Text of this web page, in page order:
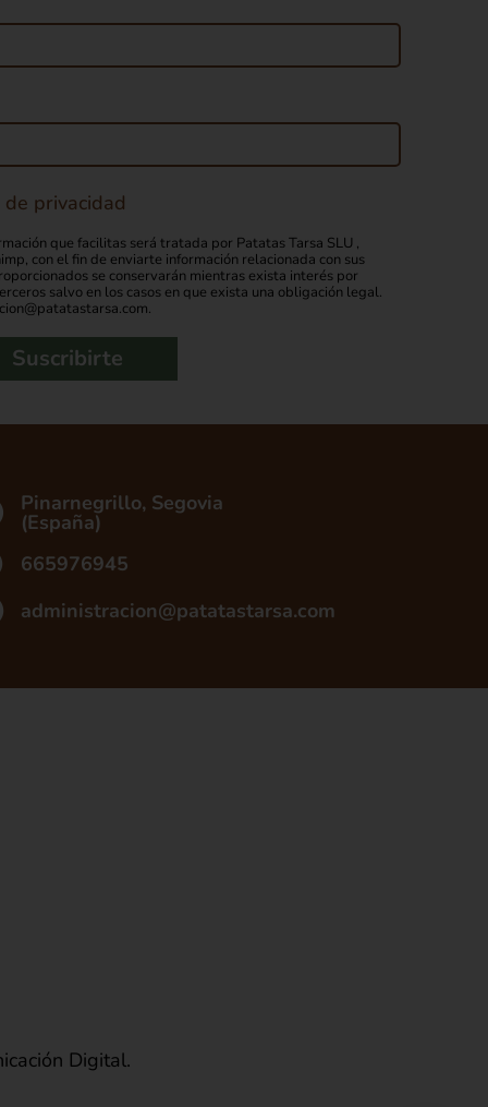
privacidad
que facilitas será tratada por Patatas Tarsa SLU ,
con el fin de enviarte información relacionada con sus
se conservarán mientras exista interés por
salvo en los casos en que exista una obligación legal.
Suscribirte
Pinarnegrillo, Segovia
(España)
665976945
administracion@patatastarsa.com
Digital.